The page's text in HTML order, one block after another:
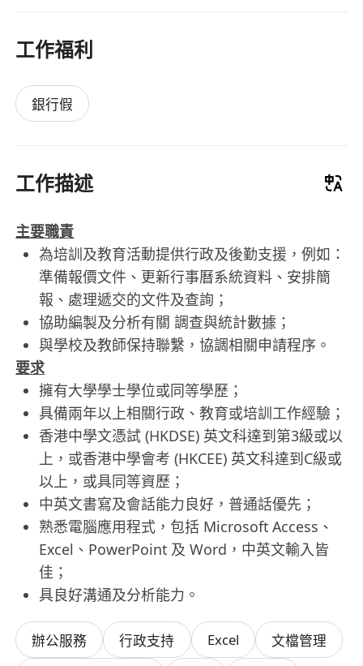
工作福利
銀行假
工作描述
主要職責
為培訓及教育活動提供行政及後勤支援，例如：
準備報價文件、更新行事曆系統資料、安排簡
報、處理遞交的文件及查詢；
協助編製及分析有關 調查與統計數據；
與學校及教師保持聯繫，協調相關申請程序。
要求
擁有大學學士學位或同等學歷；
具備兩年以上相關行政、教育或培訓工作經驗；
香港中學文憑試 (HKDSE) 英文科達到第3級或以
上，或香港中學會考 (HKCEE) 英文科達到C級或
以上，或具同等資歷；
中英文書寫及會話能力良好，普通話優先；
熟悉電腦應用程式，包括 Microsoft Access、
Excel、PowerPoint 及 Word，中英文輸入皆
佳；
具良好溝通及分析能力。
辦公服務 行政支持 Excel
文檔管理